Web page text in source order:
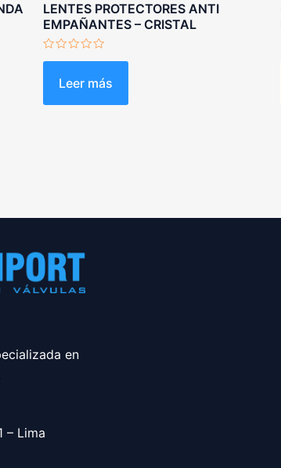
LENTES PROTECTORES ANTI
EMPAÑANTES – CRISTAL
Valorado
Leer más
en
– Lima